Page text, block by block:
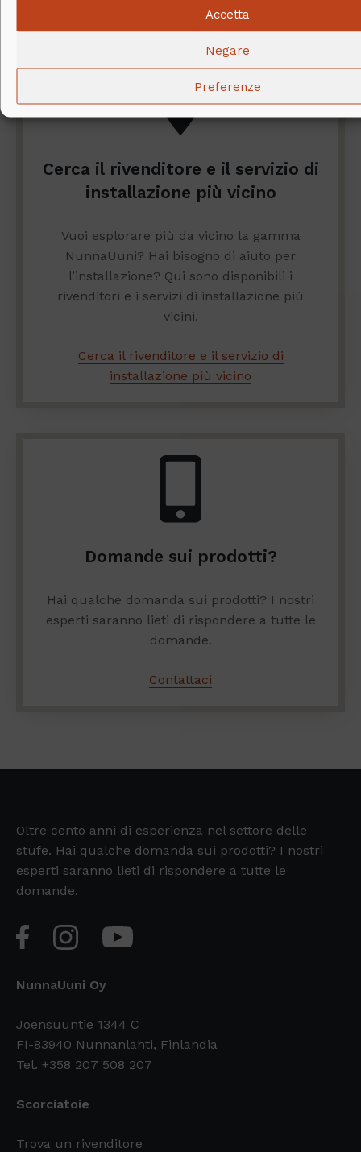
Accetta
Negare
Preferenze
Cerca il rivenditore e il servizio di
installazione più vicino
Vuoi esplorare più da vicino la gamma
NunnaUuni? Hai bisogno di aiuto per
l’installazione? Qui sono disponibili i
rivenditori e i servizi di installazione più
vicini.
Cerca il rivenditore e il servizio di
installazione più vicino
Domande sui prodotti?
Hai qualche domanda sui prodotti? I nostri
esperti saranno lieti di rispondere a tutte le
domande.
Contattaci
Oltre cento anni di esperienza nel settore delle
stufe. Hai qualche domanda sui prodotti? I nostri
esperti saranno lieti di rispondere a tutte le
domande.
NunnaUuni Oy
Joensuuntie 1344 C
FI-83940 Nunnanlahti, Finlandia
Tel. +358 207 508 207
Scorciatoie
Trova un rivenditore